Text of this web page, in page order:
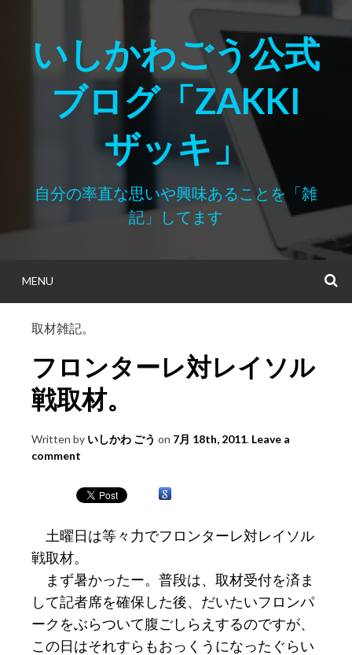
contentいしかわごう公式
ブログ「ZAKKI
ザッキ」
自分の率直な思いや興味あることを「雑
記」してます
MENU
取材雑記。
フロンターレ対レイソル
戦取材。
Written by いしかわ ごう on 7月 18th, 2011. Leave a
comment
土曜日は等々力でフロンターレ対レイソル
戦取材。
まず暑かったー。普段は、取材受付を済ま
して記者席を確保した後、だいたいフロンパ
ークをぶらついて腹ごしらえするのですが、
この日はそれすらもおっくうになったぐらい